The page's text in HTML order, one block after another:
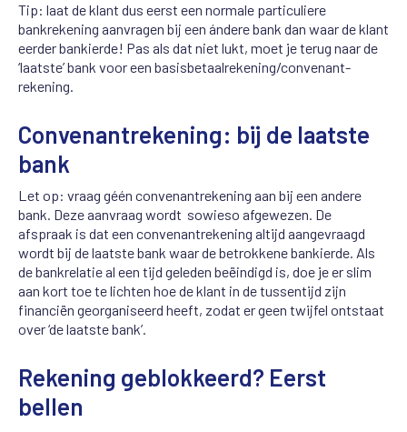
Tip: laat de klant dus eerst een normale particuliere
bankrekening aanvragen bij een ándere bank dan waar de klant
eerder bankierde! Pas als dat niet lukt, moet je terug naar de
‘laatste’ bank voor een basisbetaalrekening/convenant-
rekening.
Convenantrekening: bij de laatste
bank
Let op: vraag géén convenantrekening aan bij een andere
bank. Deze aanvraag wordt sowieso afgewezen. De
afspraak is dat een convenantrekening altijd aangevraagd
wordt bij de laatste bank waar de betrokkene bankierde. Als
de bankrelatie al een tijd geleden beëindigd is, doe je er slim
aan kort toe te lichten hoe de klant in de tussentijd zijn
financiën georganiseerd heeft, zodat er geen twijfel ontstaat
over ‘de laatste bank’.
Rekening geblokkeerd? Eerst
bellen